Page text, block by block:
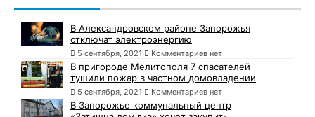
В Александровском районе Запорожья
отключат электроэнергию
5 сентября, 2021 Комментариев нет
В пригороде Мелитополя 7 спасателей
тушили пожар в частном домовладении
5 сентября, 2021 Комментариев нет
В Запорожье коммунальный центр